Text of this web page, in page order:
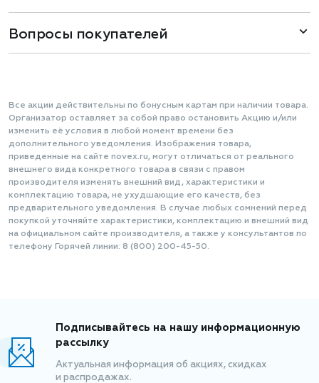
Вопросы покупателей
Все акции действительны по бонусным картам при наличии товара.
Организатор оставляет за собой право остановить Акцию и/или
изменить её условия в любой момент времени без
дополнительного уведомления. Изображения товара,
приведенные на сайте novex.ru, могут отличаться от реального
внешнего вида конкретного товара в связи с правом
производителя изменять внешний вид, характеристики и
комплектацию товара, не ухудшающие его качеств, без
предварительного уведомления. В случае любых сомнений перед
покупкой уточняйте характеристики, комплектацию и внешний вид
на официальном сайте производителя, а также у консультантов по
телефону Горячей линии: 8 (800) 200-45-50.
Подписывайтесь на нашу информационную
рассылку
Актуальная информация об акциях, скидках
и распродажах.